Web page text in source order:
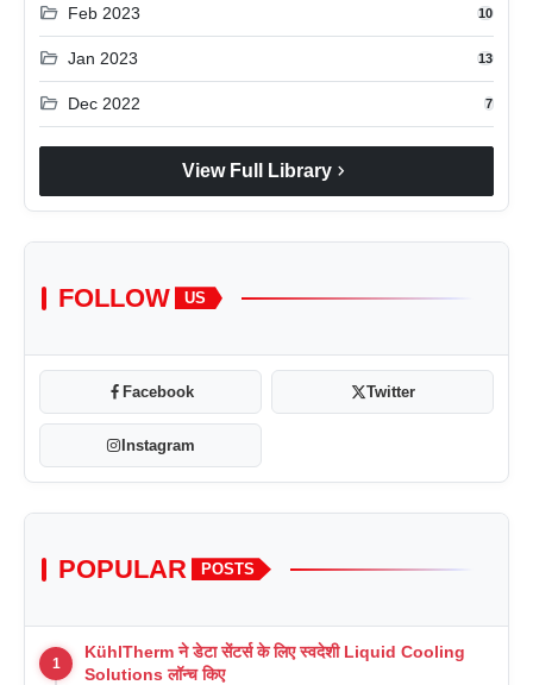
folder_open Feb 2023 10
folder_open Jan 2023 13
folder_open Dec 2022 7
View Full Library chevron_right
FOLLOW US
Facebook Twitter
Instagram
POPULAR POSTS
1
KühlTherm ने डेटा सेंटर्स के लिए स्वदेशी Liquid Cooling
Solutions लॉन्च किए